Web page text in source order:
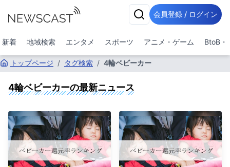
会員登録 / ログイン
新着 地域検索 エンタメ スポーツ アニメ・ゲーム BtoB・
トップページ / タグ検索 / 4輪ベビーカー
4輪ベビーカーの最新ニュース